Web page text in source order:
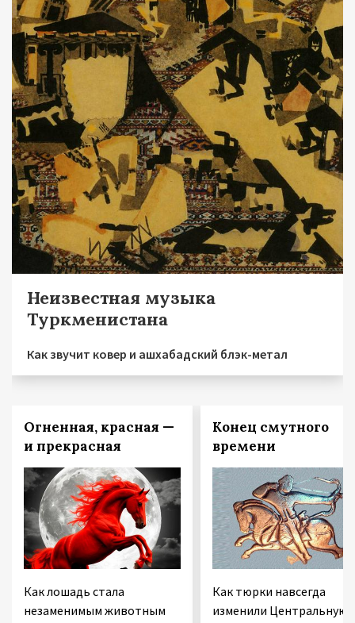
Неизвестная музыка
Туркменистана
Как звучит ковер и ашхабадский блэк-метал
Огненная, красная —
и прекрасная
Как лошадь стала
незаменимым животным
Конец смутного
времени
Как тюрки навсегда
изменили Центральную